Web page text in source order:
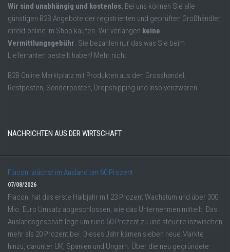
Wir sind unabhängig und kostenlos. Bei uns können Sie alle
günstigen B2B Angebote der registrierten und geprüften Großhändler
direkt online im Shop kaufen. Wir verlangen keine
Vermittlungsgebühr. Sie bezahlen nur das was Sie beim
Lieferranten bestellt haben! Mehr nicht.
B2B Online Marktplatz mit Produkten aus den Grosshandel,
Restposten, Sonderposten, Dropshipping und Insolvenzwaren.
NACHRICHTEN AUS DER WIRTSCHAFT
Flaconi wächst im Ausland um 60 Prozent
07/08/2026
Flaconi hat das erste Halbjahr mit 23 Prozent Wachstum und über 300
Mio. Euro Umsatz abgeschlossen, wie das Unternehmen mitteilt. Das
Auslandsgeschäft lege um rund 60 Prozent zu und steuere inzwischen
mehr als 20 Prozent bei. Dieses Jahr kämen sieben neue Märkte
hinzu, darunter UK, Spanien und Ungarn. Über die neu gegründete